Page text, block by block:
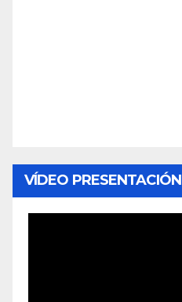
VÍDEO PRESENTACIÓN